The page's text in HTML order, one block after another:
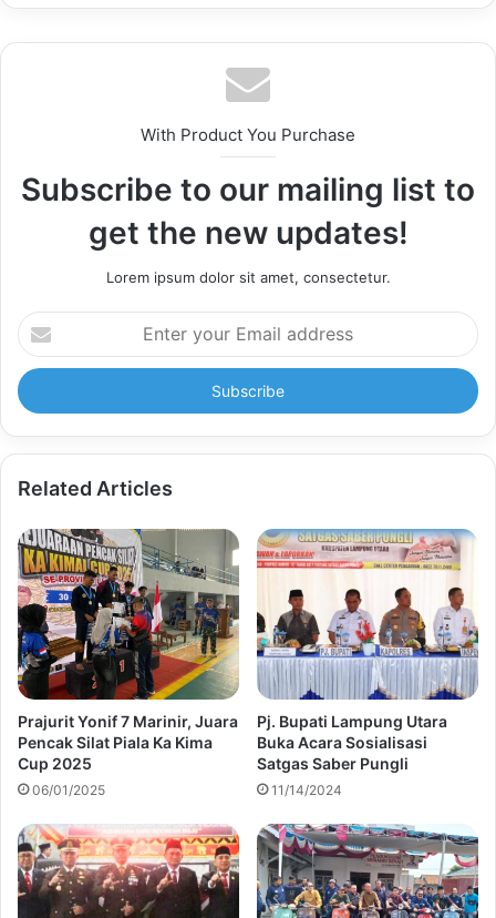
With Product You Purchase
Subscribe to our mailing list to
get the new updates!
Lorem ipsum dolor sit amet, consectetur.
Enter
your
Email
address
Related Articles
Prajurit Yonif 7 Marinir, Juara
Pencak Silat Piala Ka Kima
Cup 2025
06/01/2025
Pj. Bupati Lampung Utara
Buka Acara Sosialisasi
Satgas Saber Pungli
11/14/2024